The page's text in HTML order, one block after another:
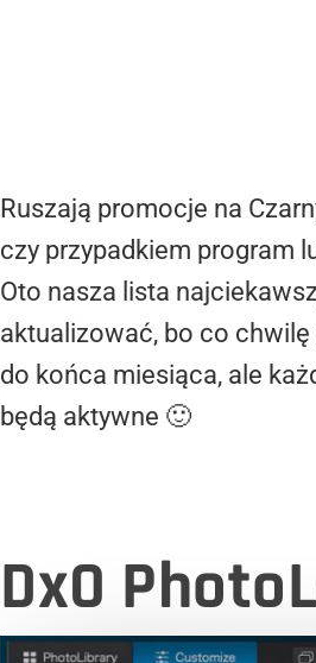
Ruszają promocje na
czy przypadkiem program
Oto nasza lista
aktualizować, bo co
do końca miesiąca, ale
będą aktywne 🙂
DxO